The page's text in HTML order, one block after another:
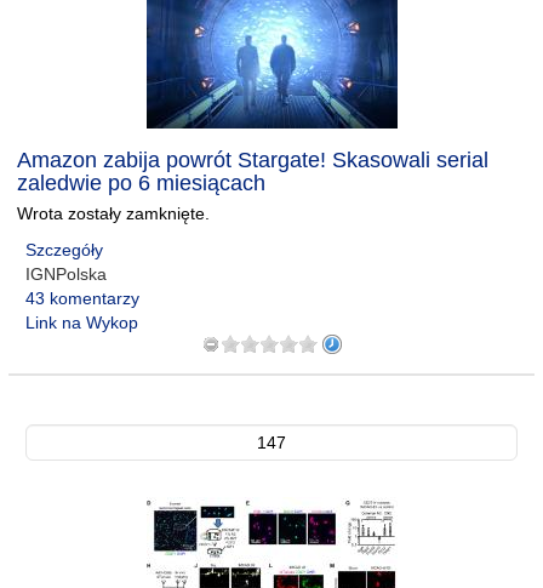
Amazon zabija powrót Stargate! Skasowali serial
zaledwie po 6 miesiącach
Wrota zostały zamknięte.
Szczegóły
IGNPolska
43 komentarzy
Link na Wykop
147